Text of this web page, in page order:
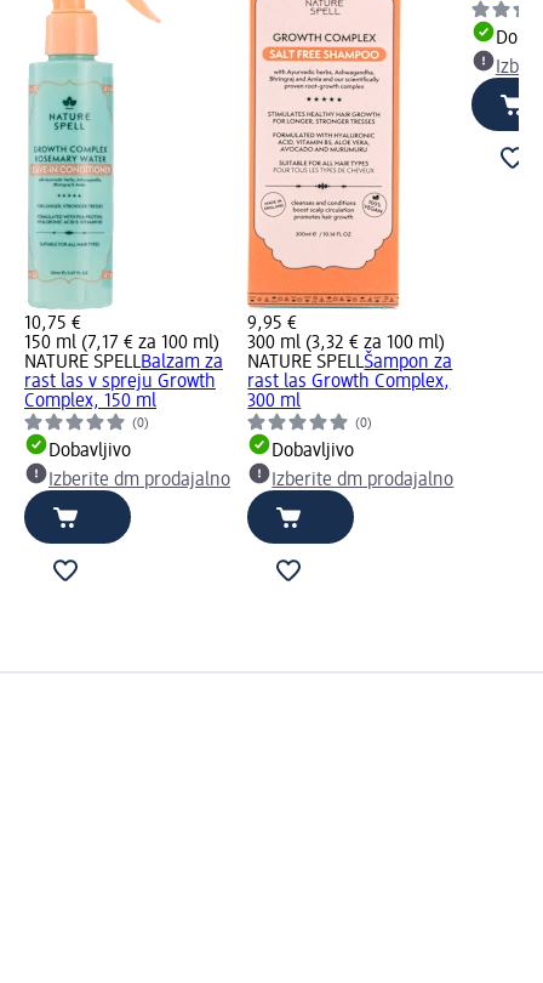
10,75 €
150 ml (7,17 € za 100 ml)
NATURE SPELLBalzam za
rast las v spreju Growth
Complex, 150 ml
(0)
Dobavljivo
Izberite dm prodajalno
9,95 €
300 ml (3,32 € za 100 ml)
NATURE SPELLŠampon za
rast las Growth Complex,
300 ml
(0)
Dobavljivo
Izberite dm prodajalno